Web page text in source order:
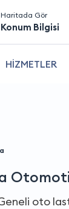
Haritada Gör
Konum Bilgisi
HİZMETLER
oto